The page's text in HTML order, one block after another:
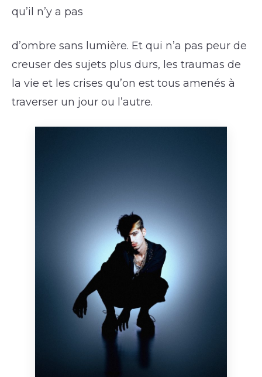
qu’il n’y a pas
d’ombre sans lumière. Et qui n’a pas peur de
creuser des sujets plus durs, les traumas de
la vie et les crises qu’on est tous amenés à
traverser un jour ou l’autre.